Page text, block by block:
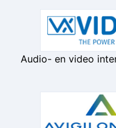
Audio- en video